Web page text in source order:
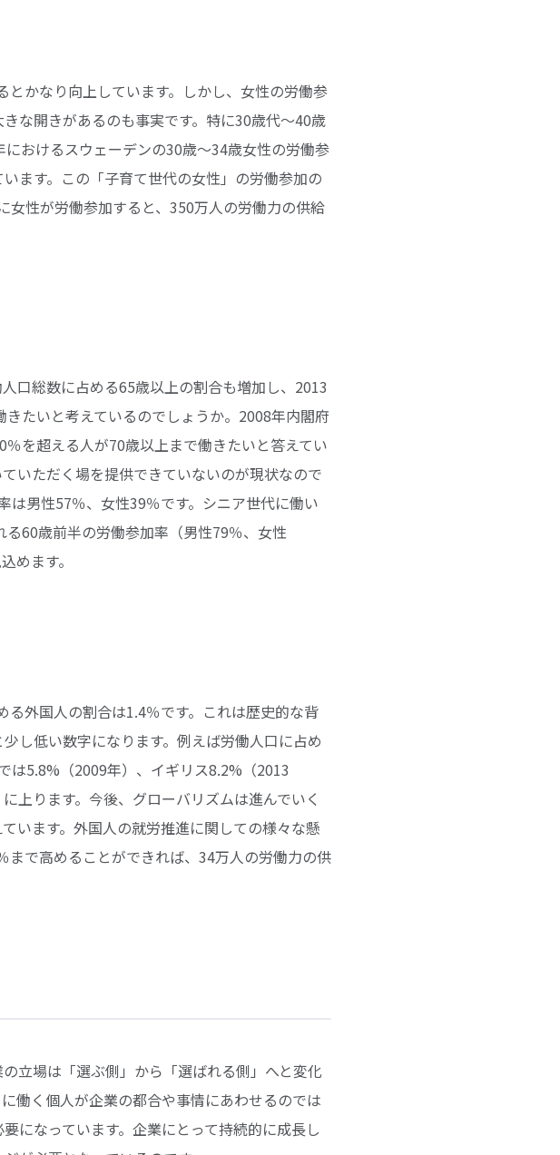
かなり向上しています。しかし、女性の労働参
な開きがあるのも事実です。特に30歳代～40歳
おけるスウェーデンの30歳～34歳女性の労働参
ます。この「子育て世代の女性」の労働参加の
性が労働参加すると、350万人の労働力の供給
口総数に占める65歳以上の割合も増加し、2013
たいと考えているのでしょうか。2008年内閣府
を超える人が70歳以上まで働きたいと答えてい
いただく場を提供できていないのが現状なので
男性57％、女性39％です。シニア世代に働い
60歳前半の労働参加率（男性79％、女性
めます。
外国人の割合は1.4％です。これは歴史的な背
し低い数字になります。例えば労働人口に占め
は5.8%（2009年）、イギリス8.2%（2013
上ります。今後、グローバリズムは進んでいく
います。外国人の就労推進に関しての様々な懸
で高めることができれば、34万人の労働力の供
立場は「選ぶ側」から「選ばれる側」へと変化
働く個人が企業の都合や事情にあわせるのでは
になっています。企業にとって持続的に成長し